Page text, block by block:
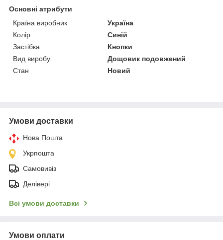
Основні атрибути
Країна виробник
Україна
Колір
Синій
Застібка
Кнопки
Вид виробу
Дощовик подовжений
Стан
Новий
Умови доставки
Нова Пошта
Укрпошта
Самовивіз
Делівері
Всі умови доставки
Умови оплати